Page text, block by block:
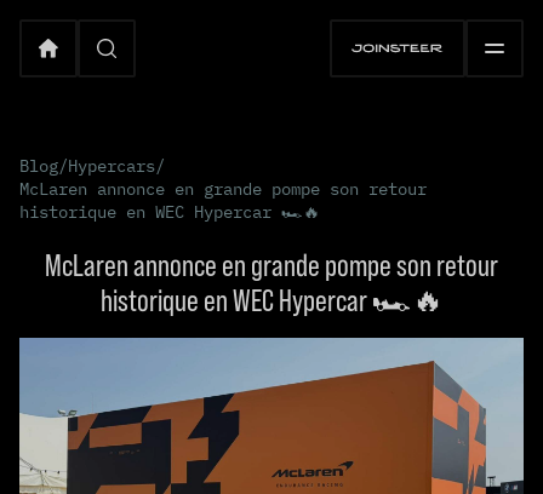
Blog/Hypercars/
McLaren annonce en grande pompe son retour
historique en WEC Hypercar 🏎️🔥
McLaren annonce en grande pompe son retour
historique en WEC Hypercar 🏎️🔥